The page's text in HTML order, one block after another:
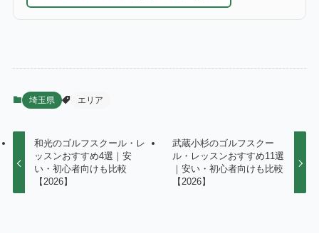
埼玉県 エリア
和光のゴルフスクール・レ
ッスンおすすめ4選｜安
い・初心者向けも比較
【2026】
武蔵小杉のゴルフスクー
ル・レッスンおすすめ11選
｜安い・初心者向けも比較
【2026】